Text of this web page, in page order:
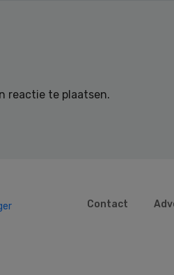
reactie te plaatsen.
Contact